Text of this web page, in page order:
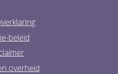
beleid
overheid